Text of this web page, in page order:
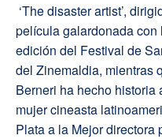
‘The disaster artist’,
película galardonada
edición del Festival de
del Zinemaldia, mientras
Berneri ha hecho historia
mujer cineasta
Plata a la Mejor directora